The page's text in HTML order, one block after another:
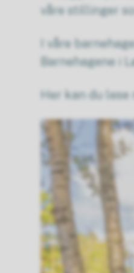
våre stillinger
I våre
Barnehagene i
Her kan du